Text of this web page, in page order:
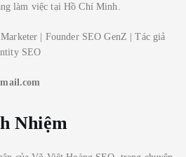
làm việc tại Hồ Chí Minh.
| Founder SEO GenZ | Tác giả
SEO
Nhiệm